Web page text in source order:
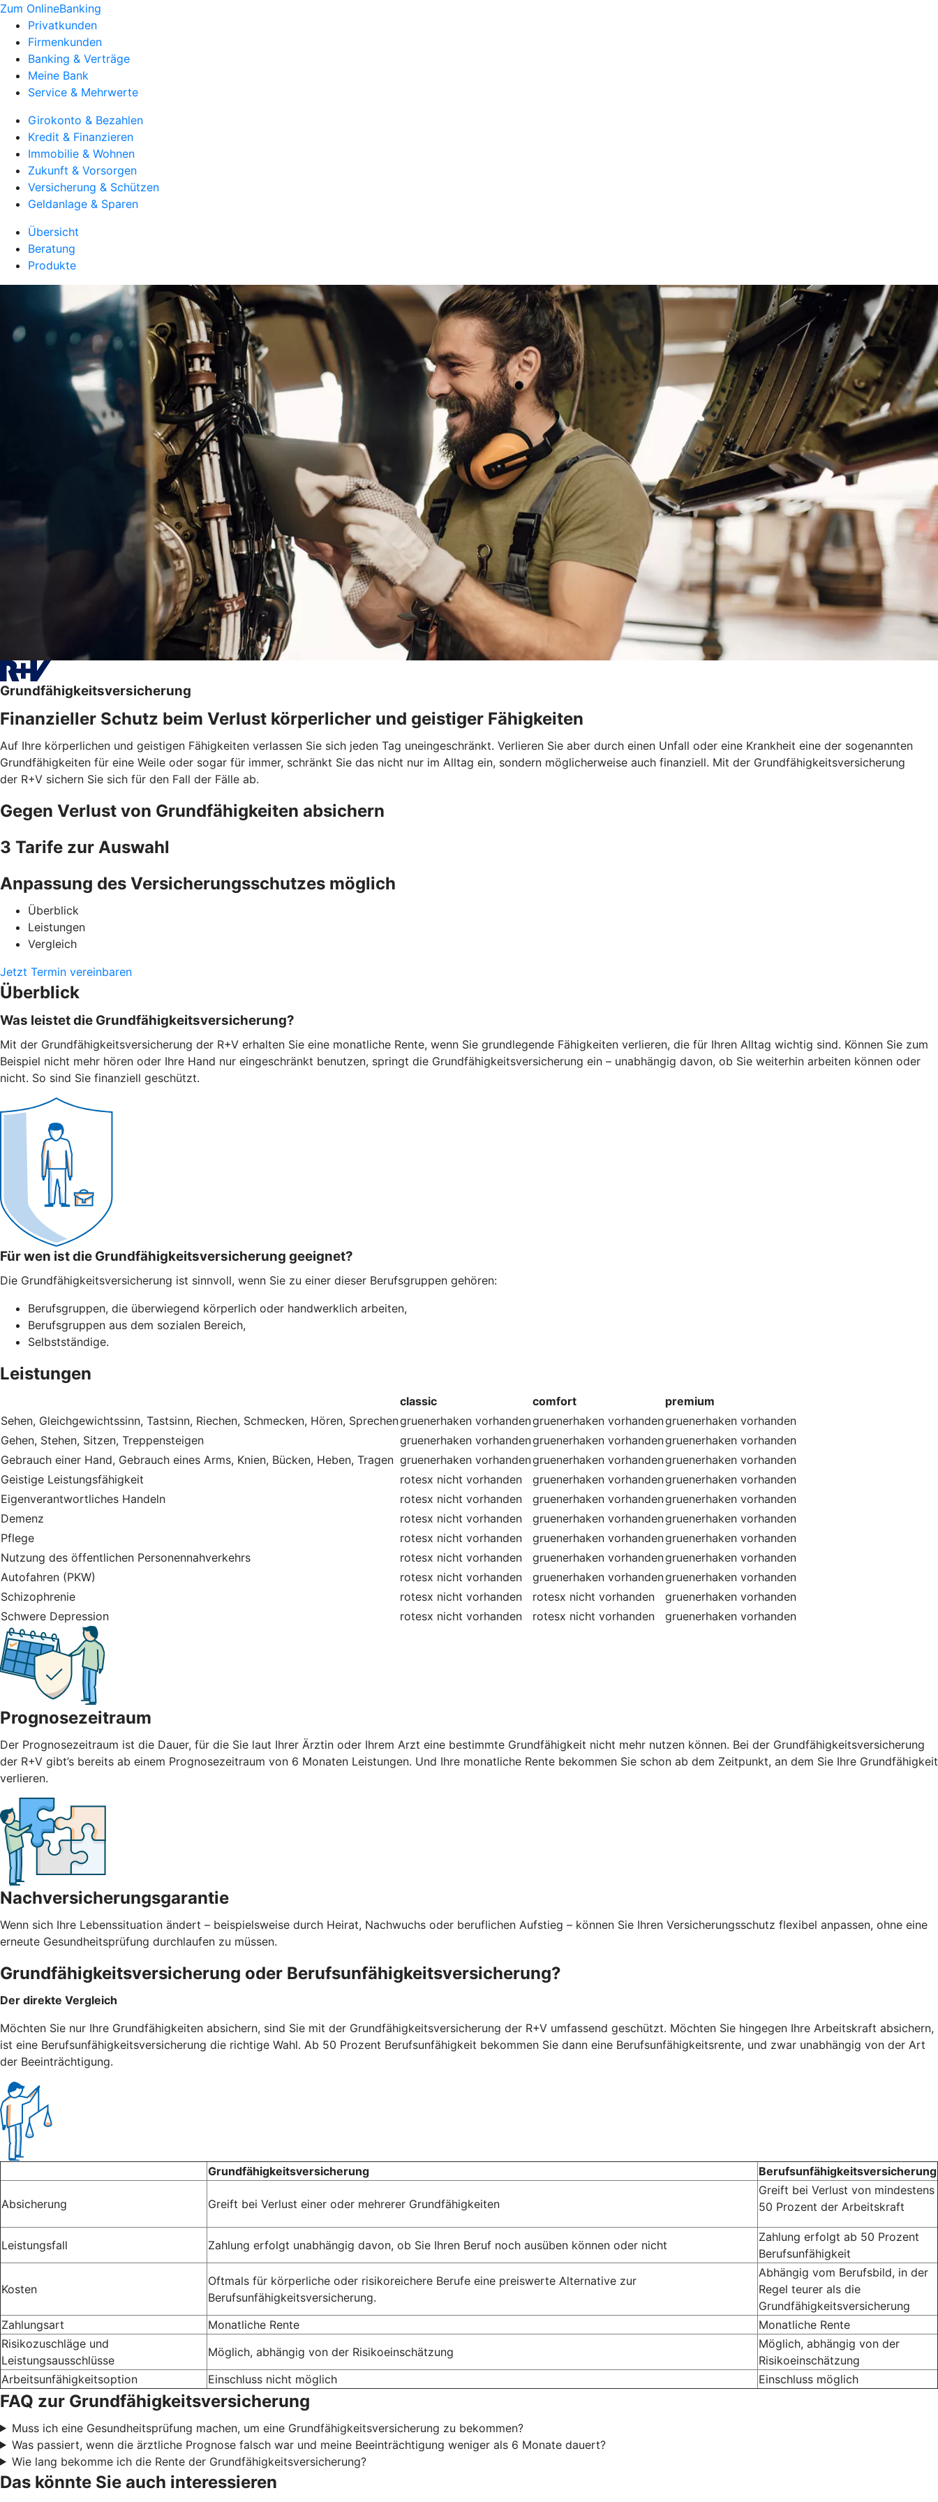
Zum OnlineBanking
Privatkunden
Firmenkunden
Banking & Verträge
Meine Bank
Service & Mehrwerte
Girokonto & Bezahlen
Kredit & Finanzieren
Immobilie & Wohnen
Zukunft & Vorsorgen
Versicherung & Schützen
Geldanlage & Sparen
Übersicht
Beratung
Produkte
Grundfähigkeitsversicherung
Finanzieller Schutz beim Verlust körperlicher und geistiger Fähigkeiten
Auf Ihre körperlichen und geistigen Fähigkeiten verlassen Sie sich jeden Tag uneingeschränkt. Verlieren Sie aber durch einen Unfall oder eine Krankheit eine der sogenannten
Grundfähigkeiten für eine Weile oder sogar für immer, schränkt Sie das nicht nur im Alltag ein, sondern möglicherweise auch finanziell. Mit der Grundfähigkeitsversicherung
der R+V sichern Sie sich für den Fall der Fälle ab.
Gegen Verlust von Grundfähigkeiten absichern
3 Tarife zur Auswahl
Anpassung des Versicherungsschutzes möglich
Überblick
Leistungen
Vergleich
Jetzt Termin vereinbaren
Überblick
Was leistet die Grundfähigkeitsversicherung?
Mit der Grundfähigkeitsversicherung der R+V erhalten Sie eine monatliche Rente, wenn Sie grundlegende Fähigkeiten verlieren, die für Ihren Alltag wichtig sind. Können Sie zum
Beispiel nicht mehr hören oder Ihre Hand nur eingeschränkt benutzen, springt die Grundfähigkeitsversicherung ein – unabhängig davon, ob Sie weiterhin arbeiten können oder
nicht. So sind Sie finanziell geschützt.
Für wen ist die Grundfähigkeitsversicherung geeignet?
Die Grundfähigkeitsversicherung ist sinnvoll, wenn Sie zu einer dieser Berufsgruppen gehören:
Berufsgruppen, die überwiegend körperlich oder handwerklich arbeiten,
Berufsgruppen aus dem sozialen Bereich,
Selbstständige.
Leistungen
classic comfort
premium
Sehen, Gleichgewichtssinn, Tastsinn, Riechen, Schmecken, Hören, Sprechengruenerhaken vorhandengruenerhaken vorhandengruenerhaken vorhanden
Gehen, Stehen, Sitzen, Treppensteigen
gruenerhaken vorhandengruenerhaken vorhandengruenerhaken vorhanden
Gebrauch einer Hand, Gebrauch eines Arms, Knien, Bücken, Heben, Tragen gruenerhaken vorhandengruenerhaken vorhandengruenerhaken vorhanden
Geistige Leistungsfähigkeit
rotesx nicht vorhanden gruenerhaken vorhandengruenerhaken vorhanden
Eigenverantwortliches Handeln
rotesx nicht vorhanden gruenerhaken vorhandengruenerhaken vorhanden
Demenz
rotesx nicht vorhanden gruenerhaken vorhandengruenerhaken vorhanden
Pflege
rotesx nicht vorhanden gruenerhaken vorhandengruenerhaken vorhanden
Nutzung des öffentlichen Personennahverkehrs
rotesx nicht vorhanden gruenerhaken vorhandengruenerhaken vorhanden
Autofahren (PKW)
rotesx nicht vorhanden gruenerhaken vorhandengruenerhaken vorhanden
Schizophrenie
rotesx nicht vorhanden rotesx nicht vorhanden gruenerhaken vorhanden
Schwere Depression
rotesx nicht vorhanden rotesx nicht vorhanden gruenerhaken vorhanden
Prognosezeitraum
Der Prognosezeitraum ist die Dauer, für die Sie laut Ihrer Ärztin oder Ihrem Arzt eine bestimmte Grundfähigkeit nicht mehr nutzen können. Bei der Grundfähigkeitsversicherung
der R+V gibt’s bereits ab einem Prognosezeitraum von 6 Monaten Leistungen. Und Ihre monatliche Rente bekommen Sie schon ab dem Zeitpunkt, an dem Sie Ihre Grundfähigkeit
verlieren.
Nachversicherungsgarantie
Wenn sich Ihre Lebenssituation ändert – beispielsweise durch Heirat, Nachwuchs oder beruflichen Aufstieg – können Sie Ihren Versicherungsschutz flexibel anpassen, ohne eine
erneute Gesundheitsprüfung durchlaufen zu müssen.
Grundfähigkeitsversicherung oder Berufsunfähigkeitsversicherung?
Der direkte Vergleich
Möchten Sie nur Ihre Grundfähigkeiten absichern, sind Sie mit der Grundfähigkeitsversicherung der R+V umfassend geschützt. Möchten Sie hingegen Ihre Arbeitskraft absichern,
ist eine Berufsunfähigkeitsversicherung die richtige Wahl. Ab 50 Prozent Berufsunfähigkeit bekommen Sie dann eine Berufsunfähigkeitsrente, und zwar unabhängig von der Art
der Beeinträchtigung.
Grundfähigkeitsversicherung Berufsunfähigkeitsversicherung
Absicherung Greift bei Verlust einer oder mehrerer Grundfähigkeiten
Greift bei Verlust von mindestens
50 Prozent der Arbeitskraft
Leistungsfall Zahlung erfolgt unabhängig davon, ob Sie Ihren Beruf noch ausüben können oder nicht
Zahlung erfolgt ab 50 Prozent
Berufsunfähigkeit
Kosten
Oftmals für körperliche oder risikoreichere Berufe eine preiswerte Alternative zur
Berufsunfähigkeitsversicherung.
Abhängig vom Berufsbild, in der
Regel teurer als die
Grundfähigkeitsversicherung
Zahlungsart
Monatliche Rente
Monatliche Rente
Risikozuschläge und
Leistungsausschlüsse
Möglich, abhängig von der Risikoeinschätzung
Möglich, abhängig von der
Risikoeinschätzung
Arbeitsunfähigkeitsoption
Einschluss nicht möglich Einschluss möglich
FAQ zur Grundfähigkeitsversicherung
Muss ich eine Gesundheitsprüfung machen, um eine Grundfähigkeitsversicherung zu bekommen?
Was passiert, wenn die ärztliche Prognose falsch war und meine Beeinträchtigung weniger als 6 Monate dauert?
Wie lang bekomme ich die Rente der Grundfähigkeitsversicherung?
Das könnte Sie auch interessieren